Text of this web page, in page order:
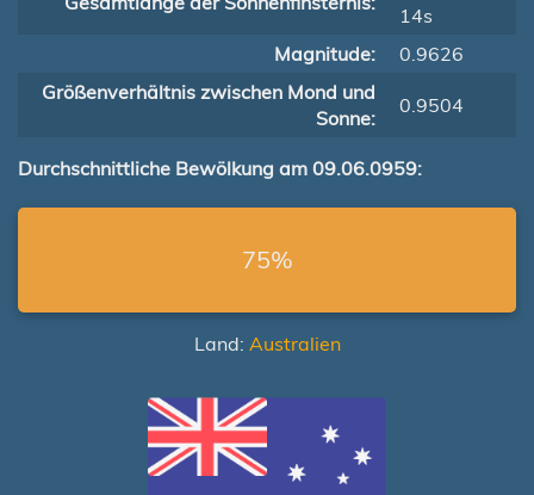
14s
Magnitude:
0.9626
Größenverhältnis zwischen Mond und
Sonne:
0.9504
Durchschnittliche Bewölkung am 09.06.0959:
75%
Land: Australien